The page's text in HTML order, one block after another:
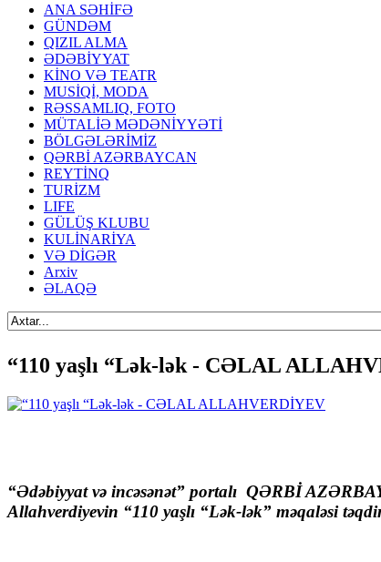
ANA SƏHİFƏ
GÜNDƏM
QIZIL ALMA
ƏDƏBİYYAT
KİNO VƏ TEATR
MUSİQİ, MODA
RƏSSAMLIQ, FOTO
MÜTALİƏ MƏDƏNİYYƏTİ
BÖLGƏLƏRİMİZ
QƏRBİ AZƏRBAYCAN
REYTİNQ
TURİZM
LIFE
GÜLÜŞ KLUBU
KULİNARİYA
VƏ DİGƏR
Arxiv
ƏLAQƏ
“110 yaşlı “Lək-lək - CƏLAL
“Ədəbiyyat və incəsənət” portalı QƏRBİ
Allahverdiyevin “110 yaşlı “Lək-lək” məqaləsi